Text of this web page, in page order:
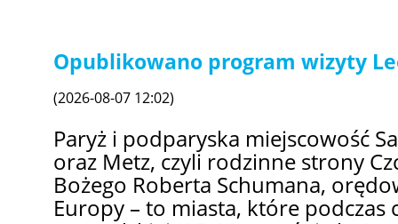
Opublikowano program wizyty
(2026-08-07 12:02)
Paryż i podparyska miejscowość
oraz Metz, czyli rodzinne strony
Bożego Roberta Schumana,
Europy – to miasta, które